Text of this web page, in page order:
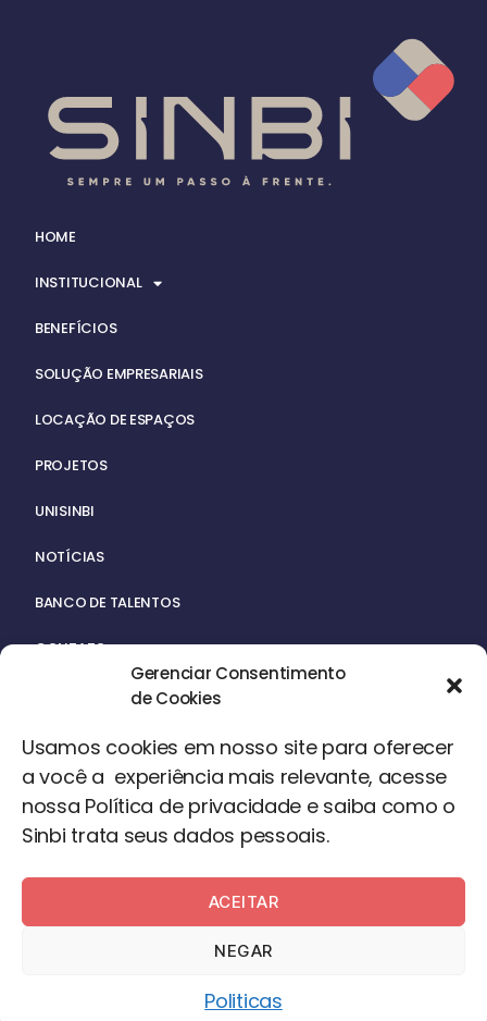
Gerenciar Consentimento
de Cookies
Usamos cookies em nosso site para oferecer
a você a experiência mais relevante, acesse
nossa Política de privacidade e saiba como o
Sinbi trata seus dados pessoais.
ACEITAR
NEGAR
Politicas
HOME
INSTITUCIONAL
BENEFÍCIOS
SOLUÇÃO EMPRESARIAIS
LOCAÇÃO DE ESPAÇOS
PROJETOS
UNISINBI
NOTÍCIAS
BANCO DE TALENTOS
CONTATO
ACERVO
©2024 – Todos os Direitos Reservados